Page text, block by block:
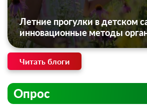
Летние прогулки в детском
инновационные методы
Читать блоги
Опрос